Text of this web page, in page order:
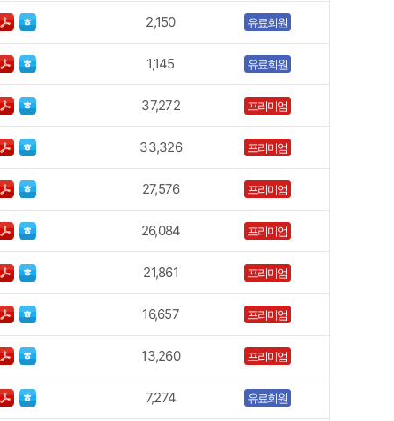
2,150 유료회원
1,145 유료회원
37,272 프리미엄
33,326 프리미엄
27,576 프리미엄
26,084 프리미엄
21,861 프리미엄
16,657 프리미엄
13,260 프리미엄
7,274 유료회원